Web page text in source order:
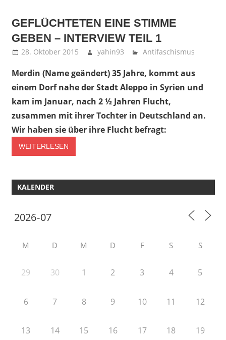
GEFLÜCHTETEN EINE STIMME
GEBEN – INTERVIEW TEIL 1
28. Oktober 2015 yahin93 Antifaschismus
Merdin (Name geändert) 35 Jahre, kommt aus
einem Dorf nahe der Stadt Aleppo in Syrien und
kam im Januar, nach 2 ½ Jahren Flucht,
zusammen mit ihrer Tochter in Deutschland an.
Wir haben sie über ihre Flucht befragt:
WEITERLESEN
KALENDER
M D M D F S S
29 30 1 2 3 4 5
6 7 8 9 10 11 12
13 14 15 16 17 18 19